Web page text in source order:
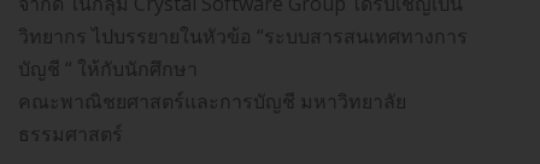
วิทยากร ไปบรรยายในหัวข้อ “ระบบสารสนเทศทางการ
บัญชี “ ให้กับนักศึกษา
คณะพาณิชยศาสตร์และการบัญชี มหาวิทยาลัย
ธรรมศาสตร์